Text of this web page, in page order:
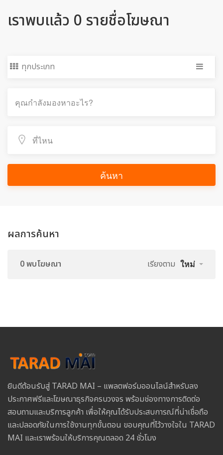
เราพบแล้ว 0 รายชื่อโฆษณา
ทุกประเภท
ค้นหา
ผลการค้นหา
0 พบโฆษณา เรียงตาม ใหม่
ยินดีต้อนรับสู่ TARAD MAI – แพลตฟอร์มออนไลน์สำหรับลง
ประกาศฟรีและโฆษณาธุรกิจครบวงจร พร้อมช่องทางการติดต่อ
สอบถามและบริการลูกค้า เพื่อให้คุณได้รับประสบการณ์ที่น่าเชื่อถือ
และปลอดภัยในการใช้งานทุกขั้นตอน ขอบคุณที่ไว้วางใจใน TARAD
MAI และเราพร้อมให้บริการคุณตลอด 24 ชั่วโมง